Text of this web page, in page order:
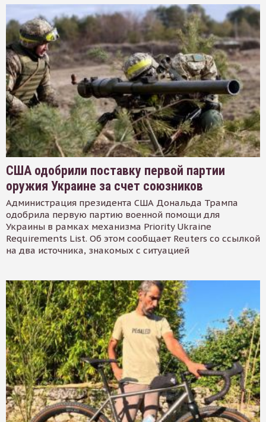
США одобрили поставку первой партии
оружия Украине за счет союзников
Администрация президента США Дональда Трампа
одобрила первую партию военной помощи для
Украины в рамках механизма Priority Ukraine
Requirements List. Об этом сообщает Reuters со ссылкой
на два источника, знакомых с ситуацией